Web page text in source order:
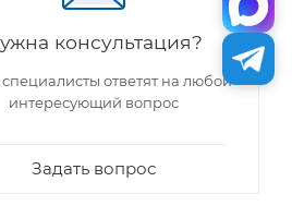
консультация?
ответят на любой
интересующий вопрос
Задать вопрос